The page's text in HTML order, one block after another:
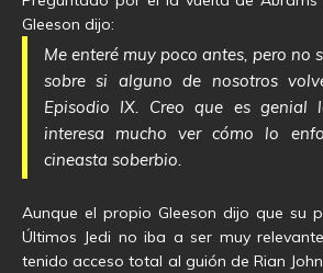
Gleeson dijo:
Me enteré muy poco antes, pero no
sobre si alguno de nosotros
Episodio IX. Creo que es
interesa mucho ver cómo lo
cineasta soberbio.
Aunque el propio Gleeson dijo que su
Últimos Jedi no iba a ser muy
tenido acceso total al guión de Rian